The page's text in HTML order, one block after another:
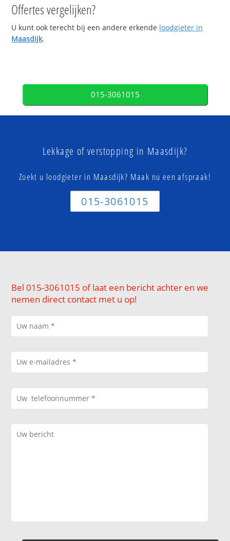
Offertes vergelijken?
U kunt ook terecht bij een andere erkende loodgieter in
Maasdijk.
015-3061015
Lekkage of verstopping in Maasdijk?
Zoekt u loodgieter in Maasdijk? Maak nu een afspraak!
015-3061015
Bel 015-3061015 of laat een bericht achter en we
nemen direct contact met u op!